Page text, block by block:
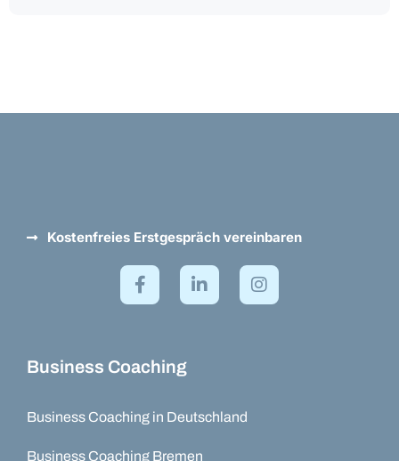
Kostenfreies Erstgespräch vereinbaren
Business Coaching
Business Coaching in Deutschland
Business Coaching Bremen